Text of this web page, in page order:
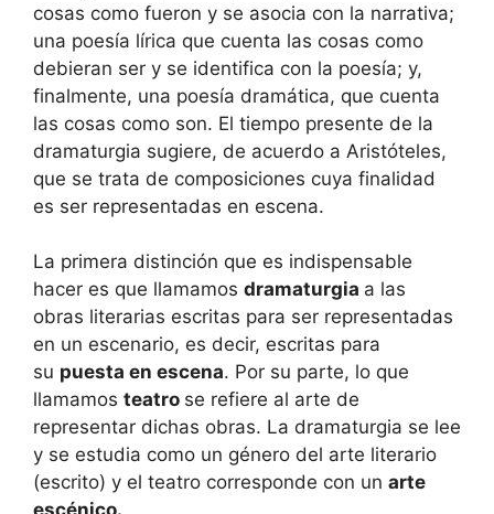
cosas como fueron y se asocia con la narrativa;
una poesía lírica que cuenta las cosas como
debieran ser y se identifica con la poesía; y,
finalmente, una poesía dramática, que cuenta
las cosas como son. El tiempo presente de la
dramaturgia sugiere, de acuerdo a Aristóteles,
que se trata de composiciones cuya finalidad
es ser representadas en escena.
La primera distinción que es indispensable
hacer es que llamamos dramaturgia a las
obras literarias escritas para ser representadas
en un escenario, es decir, escritas para
su puesta en escena. Por su parte, lo que
llamamos teatro se refiere al arte de
representar dichas obras. La dramaturgia se lee
y se estudia como un género del arte literario
(escrito) y el teatro corresponde con un arte